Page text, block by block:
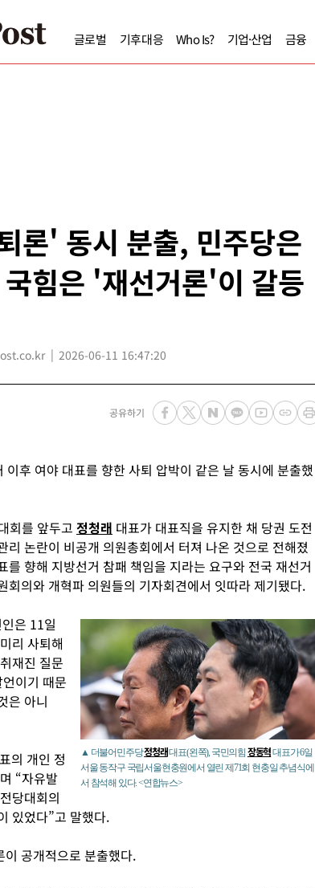
글로벌 기후대응 Who Is? 기업·산업 금융
론' 동시 분출, 민주당은
힘은 '재선거론'이 갈등
2026-06-11 16:47:20
공유하기
이후 여야 대표를 향한 사퇴 압박이 같은 날 동시에 분출했
회를 앞두고 정청래 대표가 대표직을 유지한 채 당권 도전
리 논란이 비공개 의원총회에서 터져 나온 것으로 전해졌
를 향해 지방선거 참패 책임을 지라는 요구와 전국 재선거
회의와 개혁파 의원들의 기자회견에서 잇따라 제기됐다.
▲ 더불어민주당정청래대표(왼쪽), 국민의힘 장동혁대표가 6일
서울 동작구 국립서울현충원에서 열린 제71회 현충일 추념식에
서 참석해 있다. <연합뉴스>
은 11일
리 사퇴해
재진 질문
이기 때문
은 아니
의 개인 정
“자유발
당대회의
있었다”고 말했다.
공개적으로 분출했다.